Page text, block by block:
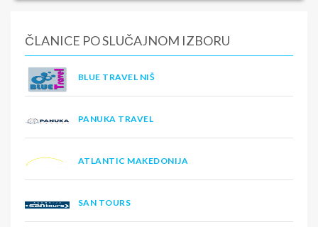
ČLANICE PO SLUČAJNOM IZBORU
BLUE TRAVEL NIŠ
PANUKA TRAVEL
ATLANTIC MAKEDONIJA
SAN TOURS